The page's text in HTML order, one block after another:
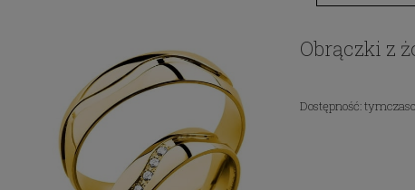
Obrączki z
Dostępność: